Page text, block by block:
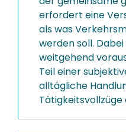
erfordert eine
als was
werden soll.
weitgehend
Teil einer
alltägliche